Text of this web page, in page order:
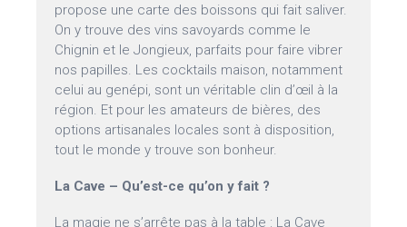
propose une carte des boissons qui fait saliver.
On y trouve des vins savoyards comme le
Chignin et le Jongieux, parfaits pour faire vibrer
nos papilles. Les cocktails maison, notamment
celui au genépi, sont un véritable clin d’œil à la
région. Et pour les amateurs de bières, des
options artisanales locales sont à disposition,
tout le monde y trouve son bonheur.
La Cave – Qu’est-ce qu’on y fait ?
La magie ne s’arrête pas à la table : La Cave